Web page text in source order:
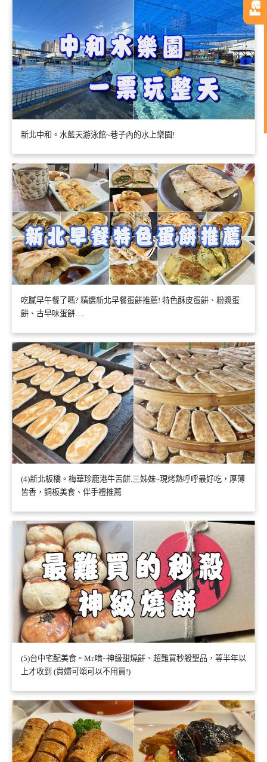
新北中和。水藍天游泳館~巷子內的水上樂園!
吃膩早午餐了嗎? 精選新北早餐蛋餅推薦! 特色酥皮蛋餅、粉漿蛋
餅、古早味蛋餅….
(4)新北板橋。梅華珍鹿港牛舌餅.三姊妹~現烤熱呼呼最好吃，厚薄
皆香，銅板美食、伴手禮推薦
(5)台中宅配美食。Mr.啃~神級甜燒餅、超難買秒殺聖品，等半年以
上才收到 (貴婦可頌可以不用買!)